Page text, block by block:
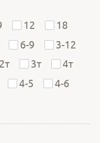
12
18
6-9
3-12
2т 3т
4т
4-5
4-6